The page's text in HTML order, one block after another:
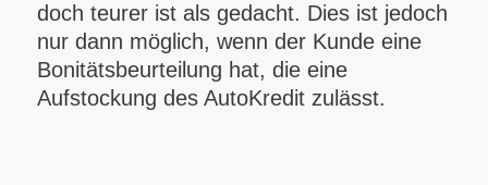
doch teurer ist als gedacht. Dies ist jedoch
nur dann möglich, wenn der Kunde eine
Bonitätsbeurteilung hat, die eine
Aufstockung des AutoKredit zulässt.